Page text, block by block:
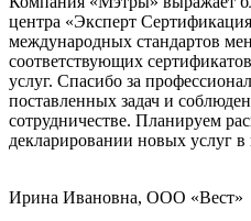
центра «Эксперт
международных стандартов
соответствующих
услуг. Спасибо за
поставленных задач и
сотрудничестве. Планируем
декларировании новых услуг в
Ирина Ивановна, ООО «Вест»